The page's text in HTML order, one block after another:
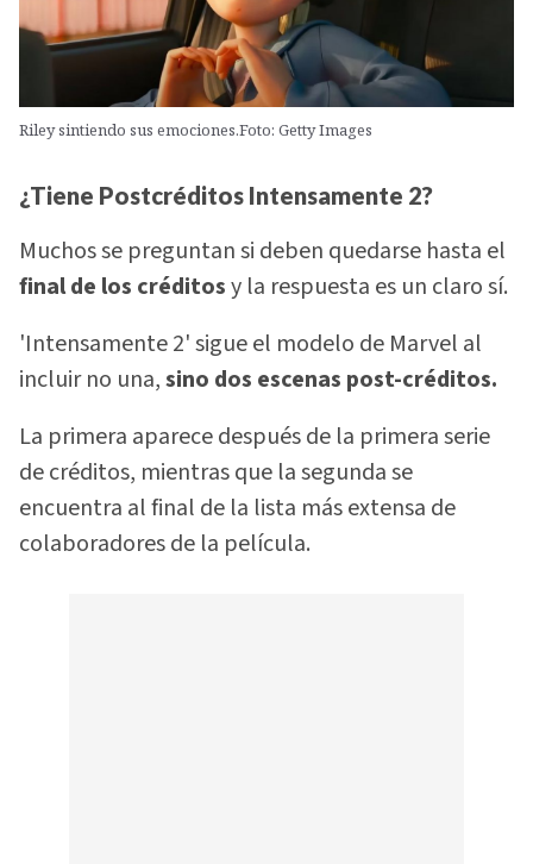
Riley sintiendo sus emociones.Foto: Getty Images
¿Tiene Postcréditos Intensamente 2?
Muchos se preguntan si deben quedarse hasta el
final de los créditosy la respuesta es un claro sí.
'Intensamente 2' sigue el modelo de Marvel al
incluir no una,sino dos escenas post-créditos.
La primera aparece después de la primera serie
de créditos, mientras que la segunda se
encuentra al final de la lista más extensa de
colaboradores de la película.